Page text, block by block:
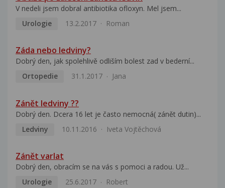
V nedeli jsem dobral antibiotika ofloxyn. Mel jsem...
Urologie
13.2.2017 Roman
Záda nebo ledviny?
Dobrý den, jak spolehlivě odliším bolest zad v bederní...
Ortopedie
31.1.2017 Jana
Zánět ledviny ??
Dobrý den. Dcera 16 let je často nemocná( zánět dutin)...
Ledviny
10.11.2016 Iveta Vojtěchová
Zánět varlat
Dobrý den, obracím se na vás s pomoci a radou. Už...
Urologie
25.6.2017 Robert